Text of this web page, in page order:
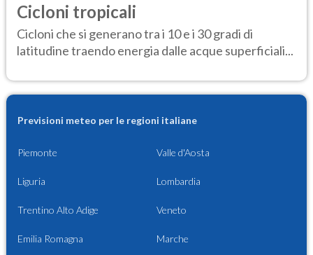
Cicloni tropicali
Cicloni che si generano tra i 10 e i 30 gradi di
latitudine traendo energia dalle acque superficiali...
Previsioni meteo per le regioni italiane
Piemonte Valle d'Aosta
Liguria Lombardia
Trentino Alto Adige Veneto
Emilia Romagna Marche